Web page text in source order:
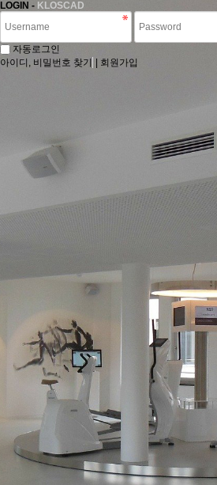
LOGIN - KLOSCAD
자동로그인
아이디, 비밀번호 찾기
회원가입